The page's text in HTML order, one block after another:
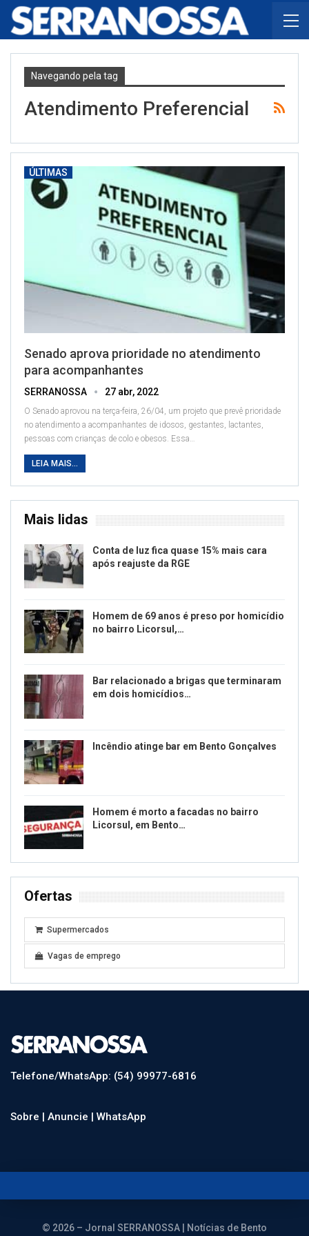
Navegando pela tag
Atendimento Preferencial
ÚLTIMAS
Senado aprova prioridade no atendimento
para acompanhantes
SERRANOSSA 27 abr, 2022
O Senado aprovou na terça-feira, 26/04, um projeto que prevê prioridade
no atendimento a acompanhantes de idosos, gestantes, lactantes,
pessoas com crianças de colo e obesos. Essa…
LEIA MAIS...
Mais lidas
Conta de luz fica quase 15% mais cara
após reajuste da RGE
Homem de 69 anos é preso por homicídio
no bairro Licorsul,…
Bar relacionado a brigas que terminaram
em dois homicídios…
Incêndio atinge bar em Bento Gonçalves
Homem é morto a facadas no bairro
Licorsul, em Bento…
Ofertas
Supermercados
Vagas de emprego
Telefone/WhatsApp: (54) 99977-6816
Sobre | Anuncie | WhatsApp
© 2026 – Jornal SERRANOSSA | Notícias de Bento